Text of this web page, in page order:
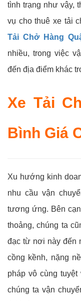
tình trạng như vậy,
vụ cho thuê xe tải
Tải Chở Hàng
nhiều, trong việc
đến địa điểm khác
Xe Tải
Bình Giá
Xu hướng kinh
nhu cầu vận
tương ứng. Bên
thoảng, chúng ta
đạc từ nơi này đến
cồng kềnh, nặng
pháp vô cùng
chúng ta vận